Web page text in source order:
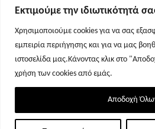
Εκτιμούμε την ιδιωτικότητά
Χρησιμοποιούμε cookies για να σας
εμπειρία περιήγησης και για να μας
ιστοσελίδα μας.Κάνοντας κλικ στο
χρήση των cookies από εμάς.
Αποδοχή
Σελίδα 1